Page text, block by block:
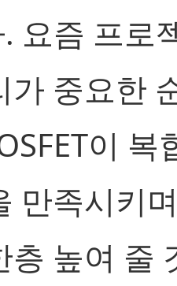
요즘 프로
가 중요한
이 복
만족시키
층 높여 줄